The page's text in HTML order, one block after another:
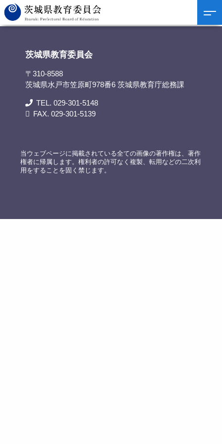
茨城県教育委員会>資料提供>第17回書道パフォーマンス甲子園に出場する水戸葵
陵高等学校の知事表敬訪問
茨城県教育委員会
〒310-8588
茨城県水戸市笠原町978番6 茨城県教育庁総務課
TEL. 029-301-5148
FAX. 029-301-5139
当ウェブページに掲載されている全ての画像の著作権は、著作
権者に帰属します。権利者の許可なく複製、転用などの二次利
用をすることを固く禁じます。